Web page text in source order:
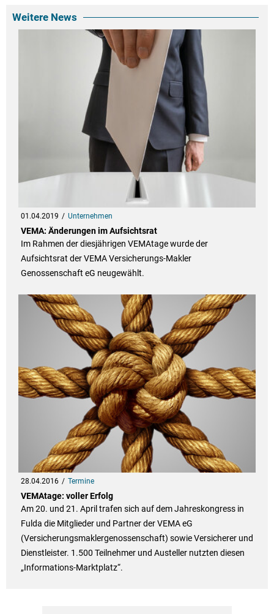
Weitere News
01.04.2019 Unternehmen
VEMA: Änderungen im Aufsichtsrat
Im Rahmen der diesjährigen VEMAtage wurde der
Aufsichtsrat der VEMA Versicherungs-Makler
Genossenschaft eG neugewählt.
28.04.2016 Termine
VEMAtage: voller Erfolg
Am 20. und 21. April trafen sich auf dem Jahreskongress in
Fulda die Mitglieder und Partner der VEMA eG
(Versicherungsmaklergenossenschaft) sowie Versicherer und
Dienstleister. 1.500 Teilnehmer und Austeller nutzten diesen
„Informations-Marktplatz“.